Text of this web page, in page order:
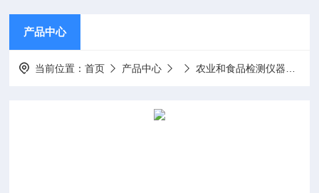
产品中心
当前位置：首页 产品中心 农业和食品检测仪器